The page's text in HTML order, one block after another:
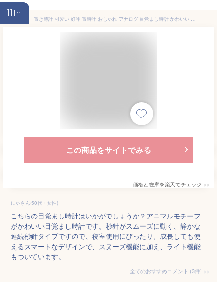
11th
置き時計 可愛い 好評 置時計 おしゃれ アナログ 目覚まし時計 かわいい 女の子 子供 寝室 スヌーズ 電子音アラーム ライト 小さい クロック インテリア ミグレイト ブランド ノア精密
この商品をサイトでみる
価格と在庫を楽天でチェック >>
にゃさん(50代・女性)
こちらの目覚まし時計はいかがでしょうか？アニマルモチーフ
がかわいい目覚まし時計です。秒針がスムーズに動く、静かな
連続秒針タイプですので、寝室使用にぴったり。成長しても使
えるスマートなデザインで、スヌーズ機能に加え、ライト機能
もついています。
全てのおすすめコメント (3件) >